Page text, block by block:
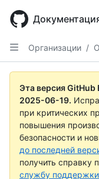
main
content Организации /
Эта версия
2025-06-19.
при критических
повышения
безопасности и
до последней
получить справку
службу